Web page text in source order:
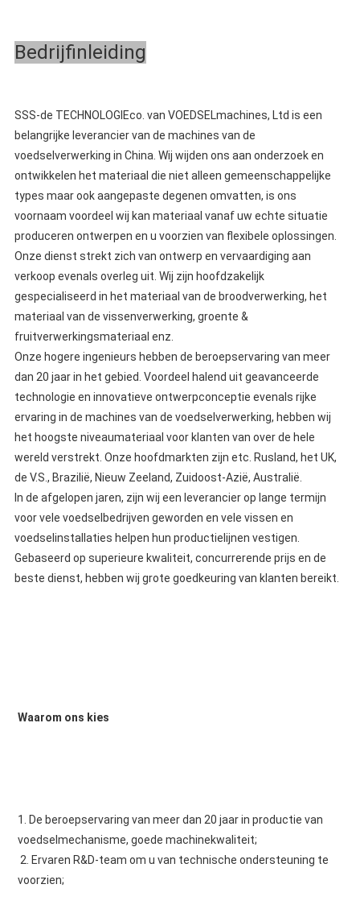
Bedrijfinleiding
SSS-de TECHNOLOGIEco. van VOEDSELmachines, Ltd is een
belangrijke leverancier van de machines van de
voedselverwerking in China. Wij wijden ons aan onderzoek en
ontwikkelen het materiaal die niet alleen gemeenschappelijke
types maar ook aangepaste degenen omvatten, is ons
voornaam voordeel wij kan materiaal vanaf uw echte situatie
produceren ontwerpen en u voorzien van flexibele oplossingen.
Onze dienst strekt zich van ontwerp en vervaardiging aan
verkoop evenals overleg uit. Wij zijn hoofdzakelijk
gespecialiseerd in het materiaal van de broodverwerking, het
materiaal van de vissenverwerking, groente &
fruitverwerkingsmateriaal enz.
Onze hogere ingenieurs hebben de beroepservaring van meer
dan 20 jaar in het gebied. Voordeel halend uit geavanceerde
technologie en innovatieve ontwerpconceptie evenals rijke
ervaring in de machines van de voedselverwerking, hebben wij
het hoogste niveaumateriaal voor klanten van over de hele
wereld verstrekt. Onze hoofdmarkten zijn etc. Rusland, het UK,
de V.S., Brazilië, Nieuw Zeeland, Zuidoost-Azië, Australië.
In de afgelopen jaren, zijn wij een leverancier op lange termijn
voor vele voedselbedrijven geworden en vele vissen en
voedselinstallaties helpen hun productielijnen vestigen.
Gebaseerd op superieure kwaliteit, concurrerende prijs en de
beste dienst, hebben wij grote goedkeuring van klanten bereikt.
Waarom ons kies
1. De beroepservaring van meer dan 20 jaar in productie van
voedselmechanisme, goede machinekwaliteit;
2. Ervaren R&D-team om u van technische ondersteuning te
voorzien;